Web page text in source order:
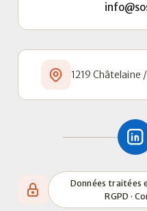
1219 Châtelaine
Données traitées
RGPD ·